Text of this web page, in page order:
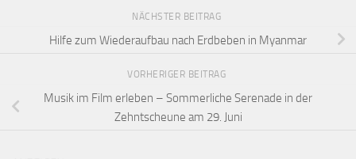
NÄCHSTER BEITRAG
Hilfe zum Wiederaufbau nach Erdbeben in Myanmar
VORHERIGER BEITRAG
Musik im Film erleben – Sommerliche Serenade in der
Zehntscheune am 29. Juni